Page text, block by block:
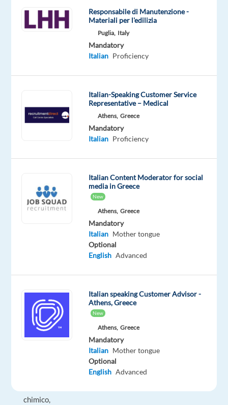
This
job
out
with
Italian
LHH
type
Full
time
From
35,000
to
Entry
level
site
DESCRIPTION
Per
una
chimico,
Responsabile di Manutenzione -
Materiali per l'edilizia
Puglia, Italy
Mandatory
Italian Proficiency
Italian-Speaking Customer Service
Representative – Medical
Athens, Greece
Mandatory
Italian Proficiency
Italian Content Moderator for social
media in Greece
New
Athens, Greece
Mandatory
Italian Mother tongue
Optional
English Advanced
Italian speaking Customer Advisor -
Athens, Greece
New
Athens, Greece
Mandatory
Italian Mother tongue
Optional
English Advanced